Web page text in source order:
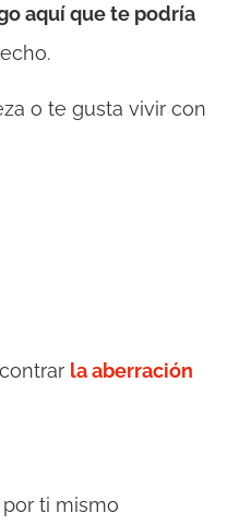
aquí que te podría
o te gusta vivir con
la aberración
ti mismo